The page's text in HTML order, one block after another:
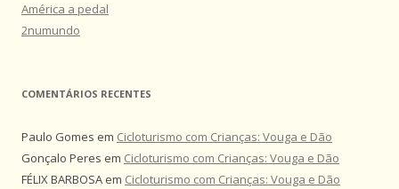
América a pedal
2numundo
COMENTÁRIOS RECENTES
Paulo Gomes em Cicloturismo com Crianças: Vouga e Dão
Gonçalo Peres em Cicloturismo com Crianças: Vouga e Dão
FÉLIX BARBOSA em Cicloturismo com Crianças: Vouga e Dão